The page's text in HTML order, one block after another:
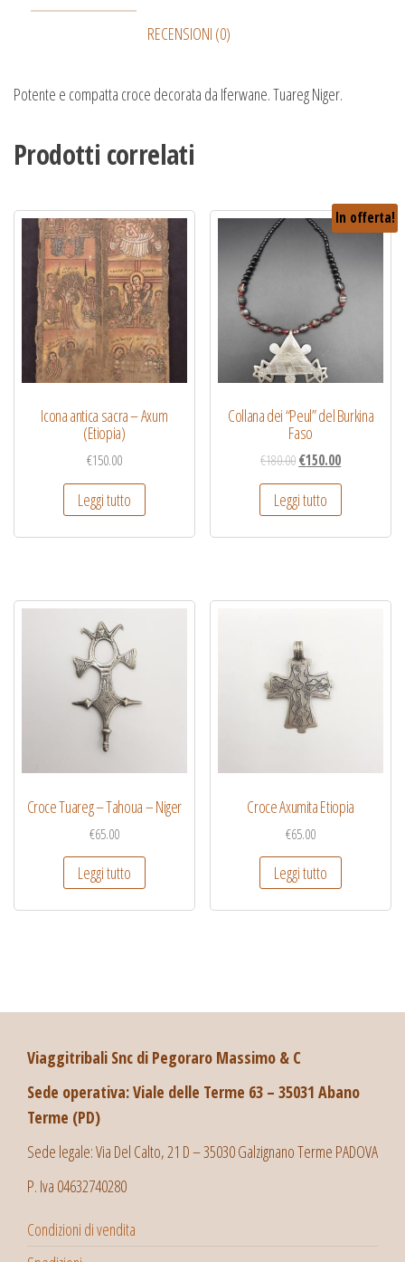
RECENSIONI (0)
Potente e compatta croce decorata da Iferwane. Tuareg Niger.
Prodotti correlati
Icona antica sacra – Axum
(Etiopia)
€150.00
Leggi tutto
In offerta!
Collana dei “Peul” del Burkina
Faso
€180.00€150.00
Leggi tutto
Croce Tuareg – Tahoua – Niger
€65.00
Leggi tutto
Croce Axumita Etiopia
€65.00
Leggi tutto
Viaggitribali Snc di Pegoraro Massimo & C
Sede operativa: Viale delle Terme 63 – 35031 Abano
Terme (PD)
Sede legale: Via Del Calto, 21 D – 35030 Galzignano Terme PADOVA
P. Iva 04632740280
Condizioni di vendita